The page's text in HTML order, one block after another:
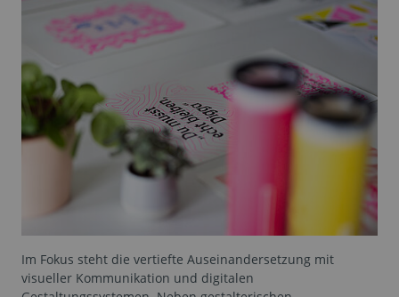
Im Fokus steht die vertiefte Auseinandersetzung mit
visueller Kommunikation und digitalen